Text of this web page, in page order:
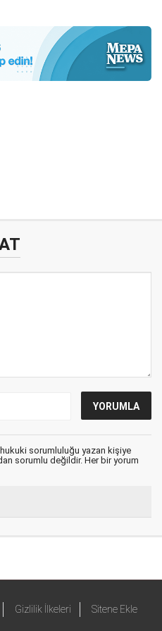
hukuki sorumluluğu yazan kişiye
sorumlu değildir. Her bir yorum
Gizlilik İlkeleri Sitene Ekle